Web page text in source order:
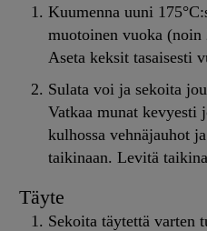
Kuumenna uuni
muotoinen vuoka
Aseta keksit tasaisesti
Sulata voi ja sekoita
Vatkaa munat kevyesti
kulhossa vehnäjauhot
taikinaan. Levitä
Täyte
Sekoita täytettä varten